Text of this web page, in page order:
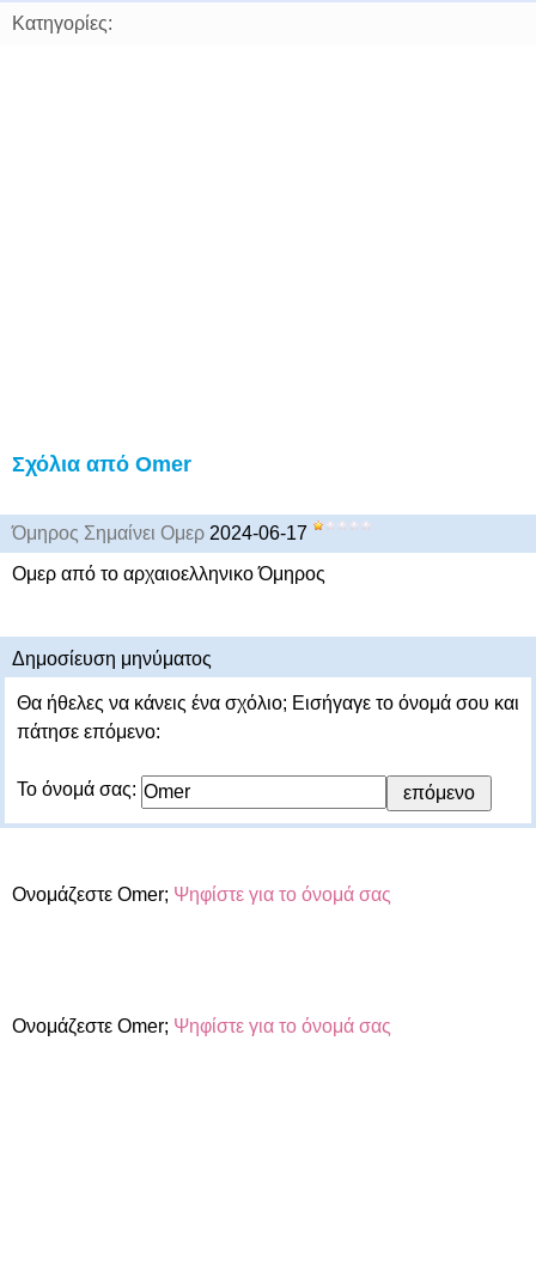
Κατηγορίες:
Σχόλια από Omer
Όμηρος Σημαίνει Ομερ 2024-06-17
Ομερ από το αρχαιοελληνικο Όμηρος
Δημοσίευση μηνύματος
Θα ήθελες να κάνεις ένα σχόλιο; Εισήγαγε το όνομά σου και
πάτησε επόμενο:
Το όνομά σας:
Ονομάζεστε Omer; Ψηφίστε για το όνομά σας
Ονομάζεστε Omer; Ψηφίστε για το όνομά σας